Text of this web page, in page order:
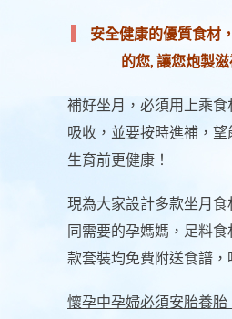
安全健康的優質食材
的您, 讓您炮製滋
補好坐月，必須用上乘
吸收，並要按時進補，
生育前更健康！
現為大家設計多款坐月食
同需要的孕媽媽，足料
款套裝均免費附送食譜，
懷孕中孕婦必須安胎養